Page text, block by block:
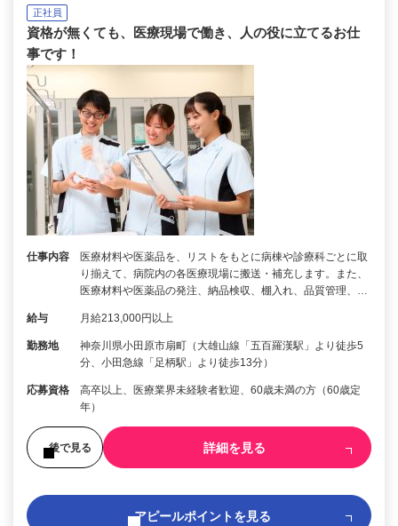
正社員
資格が無くても、医療現場で働き、人の役に立てるお仕
事です！
仕事内容
医療材料や医薬品を、リストをもとに病棟や診療科ごとに取
り揃えて、病院内の各医療現場に搬送・補充します。また、
医療材料や医薬品の発注、納品検収、棚入れ、品質管理、…
給与 月給213,000円以上
勤務地
神奈川県小田原市扇町（大雄山線「五百羅漢駅」より徒歩5
分、小田急線「足柄駅」より徒歩13分）
応募資格
高卒以上、医療業界未経験者歓迎、60歳未満の方（60歳定
年）
後で見る 詳細を見る
アピールポイントを見る